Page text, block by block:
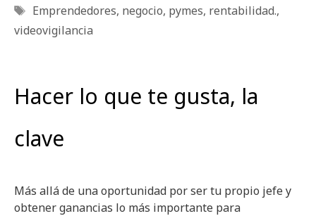
Etiquetas
Emprendedores, negocio, pymes, rentabilidad.,
videovigilancia
Hacer lo que te gusta, la
clave
Más allá de una oportunidad por ser tu propio jefe y
obtener ganancias lo más importante para